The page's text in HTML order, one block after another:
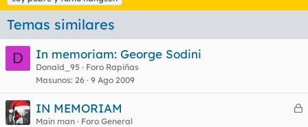
s
Temas similares
D
In memoriam: George Sodini
Donald_95
Foro Rapiñas
Masunos 26 9 Ago 2009
C
IN MEMORIAM
Main man
Foro General